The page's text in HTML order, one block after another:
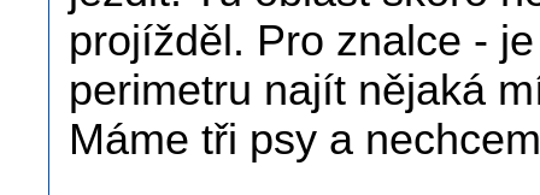
projížděl. Pro znalce -
perimetru najít nějaká
Máme tři psy a